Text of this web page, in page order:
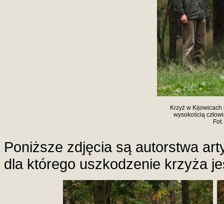
Krzyż w
wysokością
Poniższe zdjęcia są autorstwa
dla którego uszkodzenie krzyża